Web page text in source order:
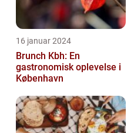
16 januar 2024
Brunch Kbh: En
gastronomisk oplevelse i
København